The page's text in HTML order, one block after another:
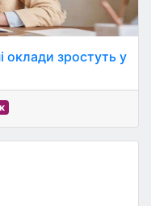
оклади зростуть у